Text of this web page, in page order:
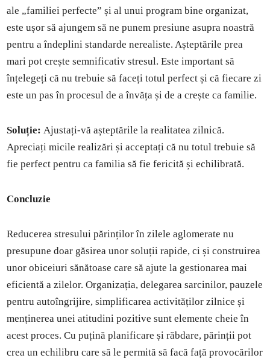
ale „familiei perfecte” și al unui program bine organizat,
este ușor să ajungem să ne punem presiune asupra noastră
pentru a îndeplini standarde nerealiste. Așteptările prea
mari pot crește semnificativ stresul. Este important să
înțelegeți că nu trebuie să faceți totul perfect și că fiecare zi
este un pas în procesul de a învăța și de a crește ca familie.
Soluție: Ajustați-vă așteptările la realitatea zilnică.
Apreciați micile realizări și acceptați că nu totul trebuie să
fie perfect pentru ca familia să fie fericită și echilibrată.
Concluzie
Reducerea stresului părinților în zilele aglomerate nu
presupune doar găsirea unor soluții rapide, ci și construirea
unor obiceiuri sănătoase care să ajute la gestionarea mai
eficientă a zilelor. Organizația, delegarea sarcinilor, pauzele
pentru autoîngrijire, simplificarea activităților zilnice și
menținerea unei atitudini pozitive sunt elemente cheie în
acest proces. Cu puțină planificare și răbdare, părinții pot
crea un echilibru care să le permită să facă față provocărilor